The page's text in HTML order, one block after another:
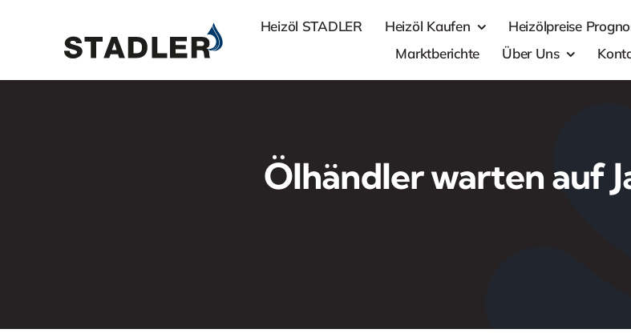
Heizöl STADLER Heizöl Kaufen Heizölpreise
Marktberichte
Über Uns
Ölhändler warten auf